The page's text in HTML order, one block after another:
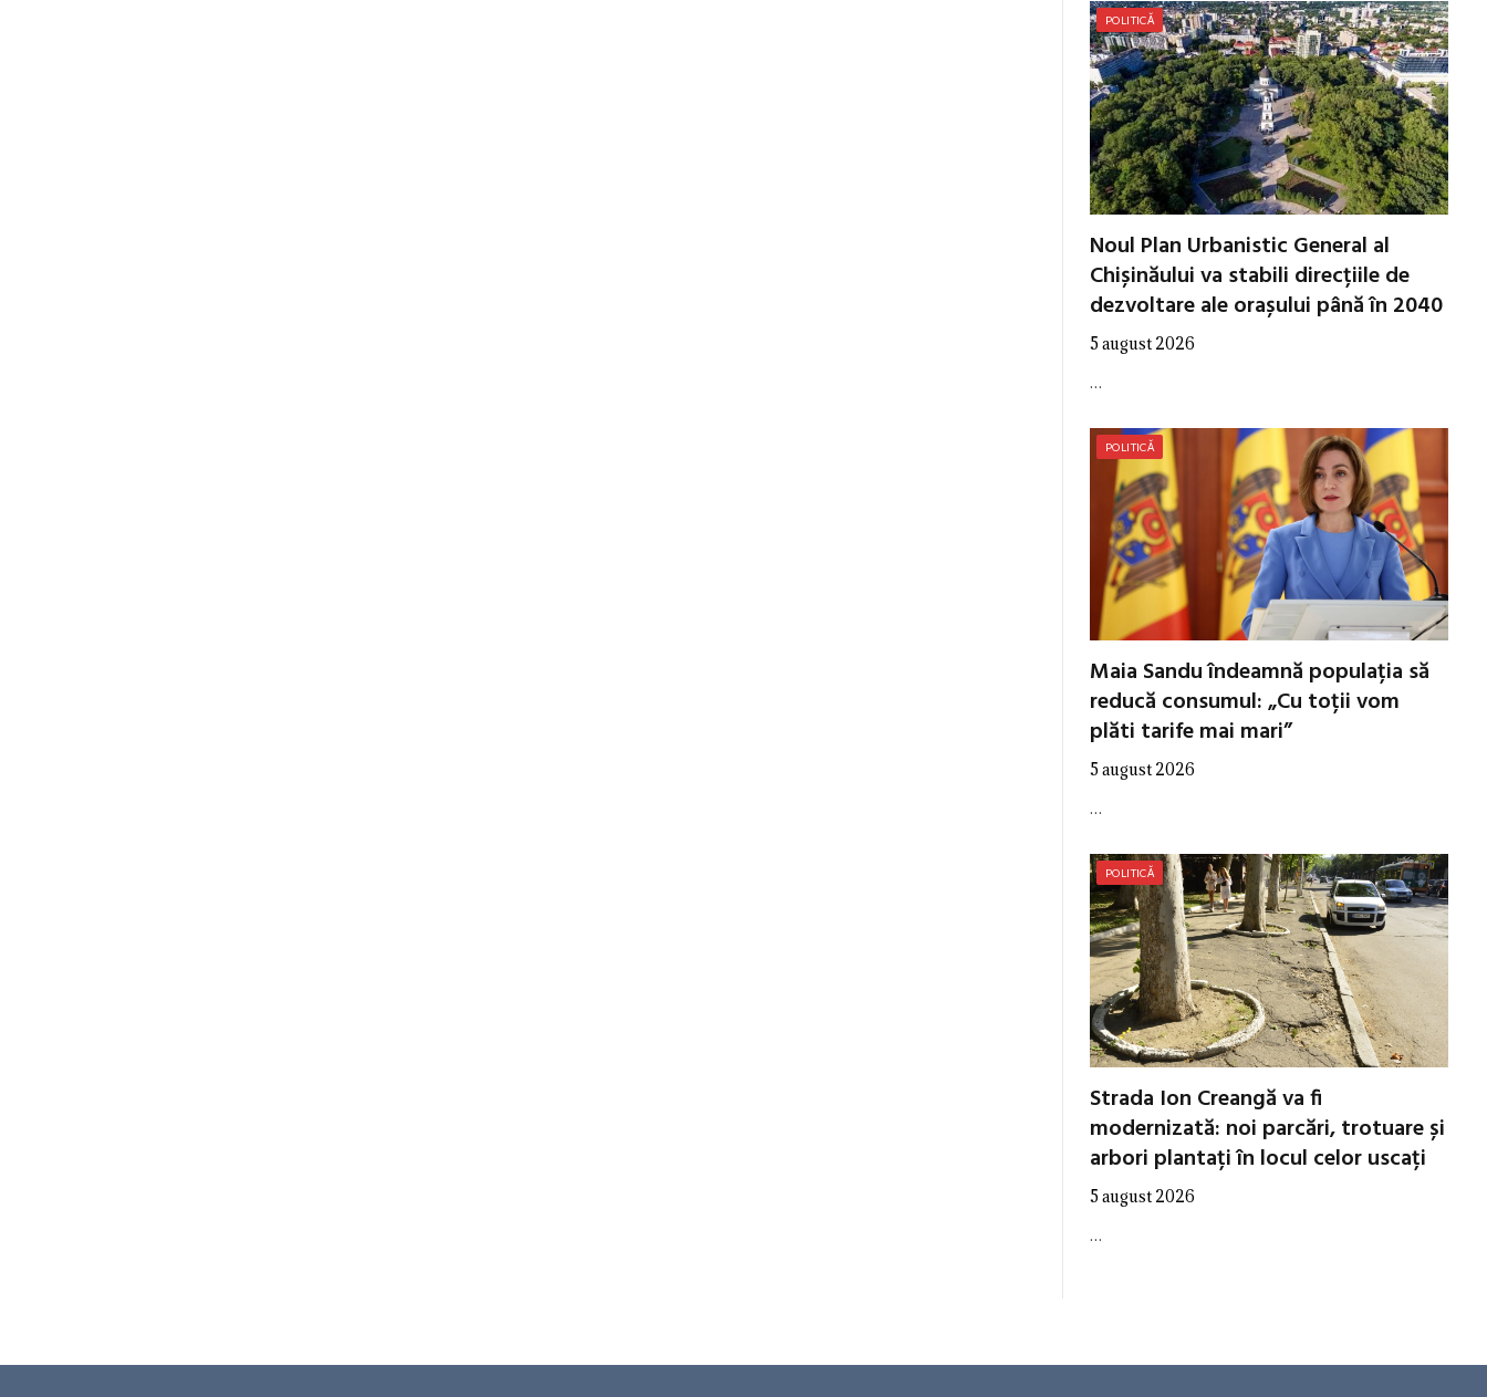
POLITICĂ
Noul Plan Urbanistic General al
Chișinăului va stabili direcțiile de
dezvoltare ale orașului până în 2040
5 august 2026
…
POLITICĂ
Maia Sandu îndeamnă populația să
reducă consumul: „Cu toții vom
plăti tarife mai mari”
5 august 2026
…
POLITICĂ
Strada Ion Creangă va fi
modernizată: noi parcări, trotuare și
arbori plantați în locul celor uscați
5 august 2026
…